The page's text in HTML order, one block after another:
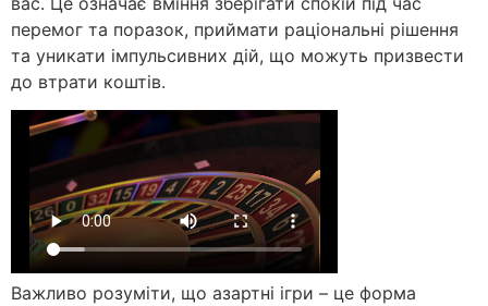
перемог та поразок, приймати раціональні рішення
та уникати імпульсивних дій, що можуть призвести
до втрати коштів.
Важливо розуміти, що азартні ігри – це форма